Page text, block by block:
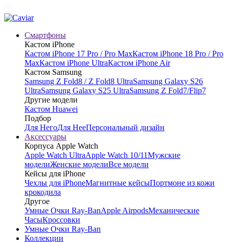
Смартфоны
Кастом iPhone
Кастом iPhone 17 Pro / Pro MaxКастом iPhone 18 Pro / Pro
MaxКастом iPhone UltraКастом iPhone Air
Кастом Samsung
Samsung Z Fold8 / Z Fold8 UltraSamsung Galaxy S26
UltraSamsung Galaxy S25 UltraSamsung Z Fold7/Flip7
Другие модели
Кастом Huawei
Подбор
Для НегоДля НееПерсональный дизайн
Аксессуары
Корпуса Apple Watch
Apple Watch UltraApple Watch 10/11Мужские
моделиЖенские моделиВсе модели
Кейсы для iPhone
Чехлы для iPhoneМагнитные кейсыПортмоне из кожи
крокодила
Другое
Умные Очки Ray-BanApple AirpodsМеханические
ЧасыКроссовки
Умные Очки Ray-Ban
Коллекции